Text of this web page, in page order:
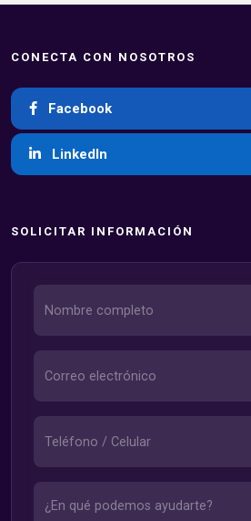
CONECTA CON NOSOTROS
Facebook
LinkedIn
SOLICITAR INFORMACIÓN